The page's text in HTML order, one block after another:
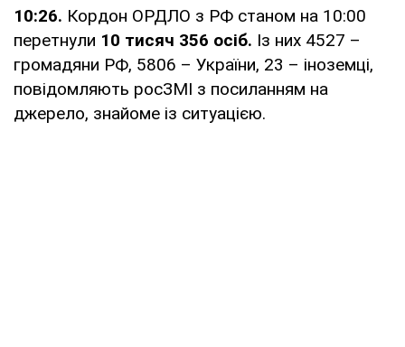
10:26. Кордон ОРДЛО з РФ станом на 10:00
перетнули 10 тисяч 356 осіб. Із них 4527 –
громадяни РФ, 5806 – України, 23 – іноземці,
повідомляють росЗМІ з посиланням на
джерело, знайоме із ситуацією.